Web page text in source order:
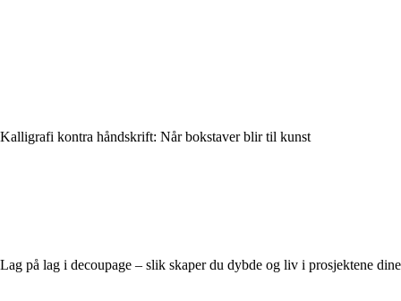
Kalligrafi kontra håndskrift: Når bokstaver blir til kunst
Lag på lag i decoupage – slik skaper du dybde og liv i prosjektene dine